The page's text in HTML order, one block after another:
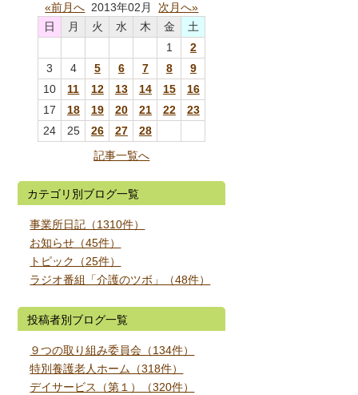
«前月へ 2013年02月 次月へ»
日
月 火 水 木 金
土
1
2
3
4 5 6 7 8
9
10
11 12 13 14 15
16
17
18 19 20 21 22
23
24
25 26 27
28
記事一覧へ
カテゴリ別ブログ一覧
事業所日記（1310件）
お知らせ（45件）
トピック（25件）
ラジオ番組「介護のツボ」（48件）
投稿者別ブログ一覧
９つの取り組み委員会（134件）
特別養護老人ホーム（318件）
デイサービス（第１）（320件）